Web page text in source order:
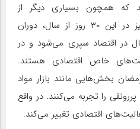
که همچون بسیاری دیگر از
کشورهای اسلامی در ایران نیز در این ۳۰ روز از سال، دوران
در اقتصاد سپری می‌شود و در
خاص اقتصادی هستند.
بخش‌هایی مانند بازار مواد
را تجربه می‌کنند. در واقع
اقتصادی تغییر می‌کند.